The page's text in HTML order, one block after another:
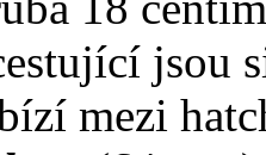
jsou
mezi